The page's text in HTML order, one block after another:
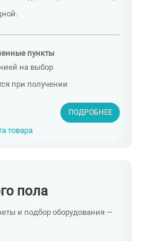
пункты
на выбор
при получении
ПОДРОБНЕЕ
товара
пола
и подбор оборудования —